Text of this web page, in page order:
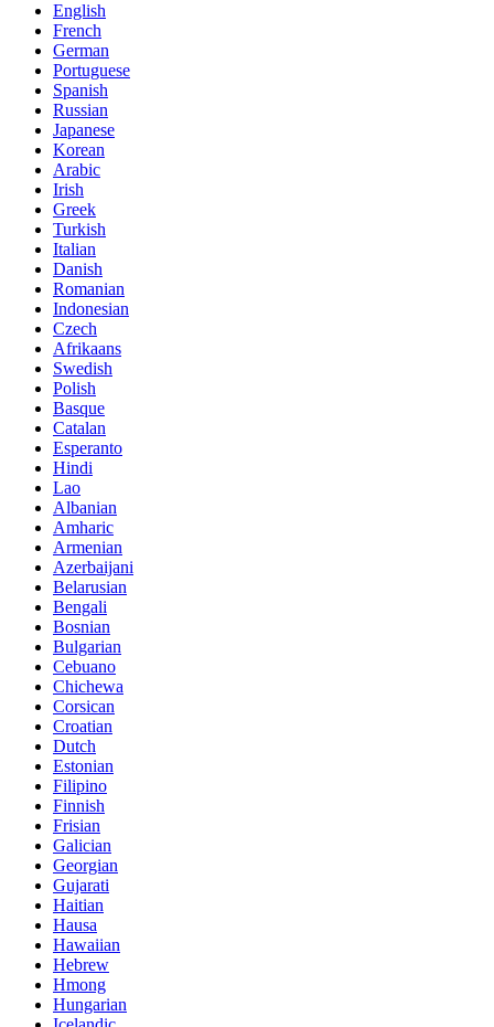
English
French
German
Portuguese
Spanish
Russian
Japanese
Korean
Arabic
Irish
Greek
Turkish
Italian
Danish
Romanian
Indonesian
Czech
Afrikaans
Swedish
Polish
Basque
Catalan
Esperanto
Hindi
Lao
Albanian
Amharic
Armenian
Azerbaijani
Belarusian
Bengali
Bosnian
Bulgarian
Cebuano
Chichewa
Corsican
Croatian
Dutch
Estonian
Filipino
Finnish
Frisian
Galician
Georgian
Gujarati
Haitian
Hausa
Hawaiian
Hebrew
Hmong
Hungarian